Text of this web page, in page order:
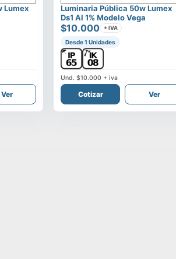
Lumex
Ver
Luminaria Pública 50w Lumex
Ds1 Al 1% Modelo Vega
$10.000 + IVA
Desde 1 Unidades
Und.$10.000 + iva
Cotizar Ver